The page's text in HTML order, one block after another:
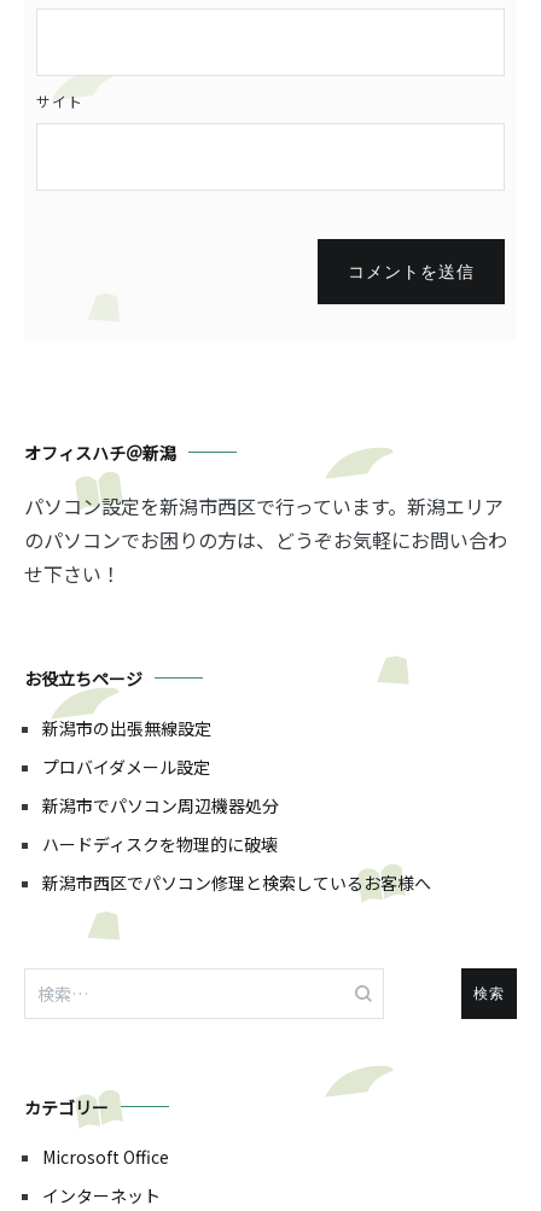
サイト
コメントを送信
オフィスハチ＠新潟
パソコン設定を新潟市西区で行っています。新潟エリア
のパソコンでお困りの方は、どうぞお気軽にお問い合わ
せ下さい！
お役立ちページ
新潟市の出張無線設定
プロバイダメール設定
新潟市でパソコン周辺機器処分
ハードディスクを物理的に破壊
新潟市西区でパソコン修理と検索しているお客様へ
検
索:
カテゴリー
Microsoft Office
インターネット